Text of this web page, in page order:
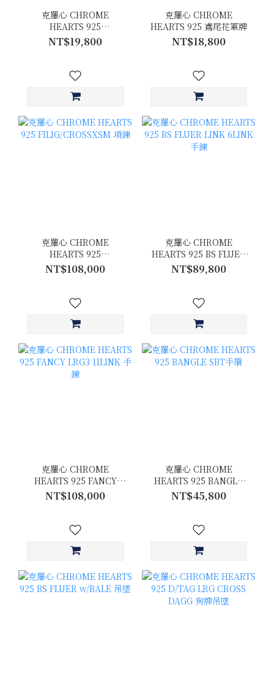
克羅心 CHROME
HEARTS 925
TOOTHPICK 牙籤
NT$19,800
克羅心 CHROME
HEARTS 925 鳶尾花軍牌
NT$18,800
克羅心 CHROME
HEARTS 925
FILIG/CROSSXSM 項鍊
NT$108,000
克羅心 CHROME
HEARTS 925 BS FLUER
LINK 6LINK 手鍊
NT$89,800
克羅心 CHROME
HEARTS 925 FANCY
LRG3 11LINK 手鍊
NT$108,000
克羅心 CHROME
HEARTS 925 BANGLE
SBT手環
NT$45,800